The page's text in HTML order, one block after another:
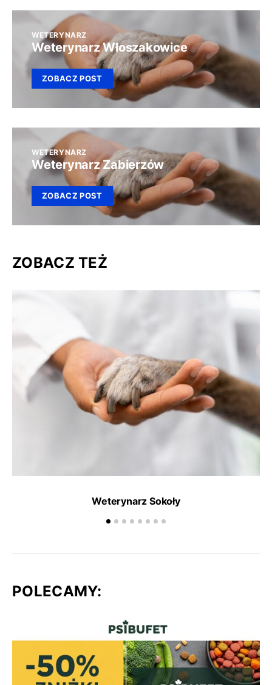
WETERYNARZ
Weterynarz Włoszakowice
ZOBACZ POST
WETERYNARZ
Weterynarz Zabierzów
ZOBACZ POST
ZOBACZ TEŻ
Weterynarz Sokoły
POLECAMY: